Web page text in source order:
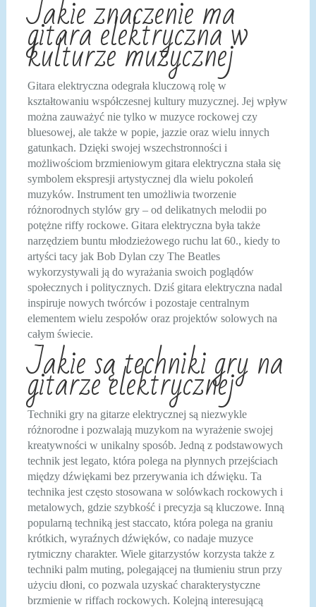
Jakie znaczenie ma
gitara elektryczna w
kulturze muzycznej
Gitara elektryczna odegrała kluczową rolę w
kształtowaniu współczesnej kultury muzycznej. Jej wpływ
można zauważyć nie tylko w muzyce rockowej czy
bluesowej, ale także w popie, jazzie oraz wielu innych
gatunkach. Dzięki swojej wszechstronności i
możliwościom brzmieniowym gitara elektryczna stała się
symbolem ekspresji artystycznej dla wielu pokoleń
muzyków. Instrument ten umożliwia tworzenie
różnorodnych stylów gry – od delikatnych melodii po
potężne riffy rockowe. Gitara elektryczna była także
narzędziem buntu młodzieżowego ruchu lat 60., kiedy to
artyści tacy jak Bob Dylan czy The Beatles
wykorzystywali ją do wyrażania swoich poglądów
społecznych i politycznych. Dziś gitara elektryczna nadal
inspiruje nowych twórców i pozostaje centralnym
elementem wielu zespołów oraz projektów solowych na
całym świecie.
Jakie są techniki gry na
gitarze elektrycznej
Techniki gry na gitarze elektrycznej są niezwykle
różnorodne i pozwalają muzykom na wyrażenie swojej
kreatywności w unikalny sposób. Jedną z podstawowych
technik jest legato, która polega na płynnych przejściach
między dźwiękami bez przerywania ich dźwięku. Ta
technika jest często stosowana w solówkach rockowych i
metalowych, gdzie szybkość i precyzja są kluczowe. Inną
popularną techniką jest staccato, która polega na graniu
krótkich, wyraźnych dźwięków, co nadaje muzyce
rytmiczny charakter. Wiele gitarzystów korzysta także z
techniki palm muting, polegającej na tłumieniu strun przy
użyciu dłoni, co pozwala uzyskać charakterystyczne
brzmienie w riffach rockowych. Kolejną interesującą